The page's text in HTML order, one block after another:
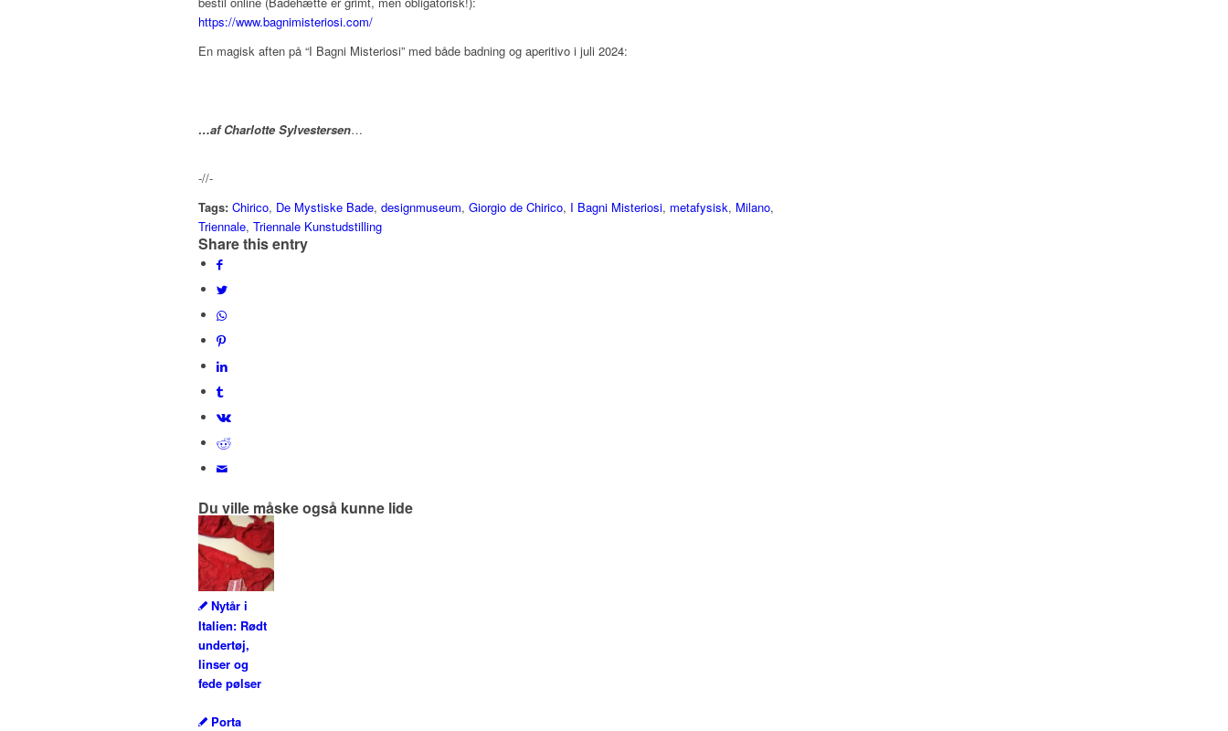
https://www.bagnimisteriosi.com/
En magisk aften på “I Bagni Misteriosi” med både badning og aperitivo i juli 2024:
…af Charlotte Sylvestersen…
-//-
Tags: Chirico, De Mystiske Bade, designmuseum, Giorgio de Chirico, I Bagni Misteriosi, metafysisk, Milano,
Triennale, Triennale Kunstudstilling
Share this entry
Du ville måske også kunne lide
Nytår i
Italien: Rødt
undertøj,
linser og
fede pølser
Porta